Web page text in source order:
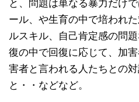
と、問題は単なる暴力だけ
ール、や生育の中で培われ
ルスキル、自己肯定感の問
復の中で回復に応じて、加
害者と言われる人たちとの
と・・などなど。